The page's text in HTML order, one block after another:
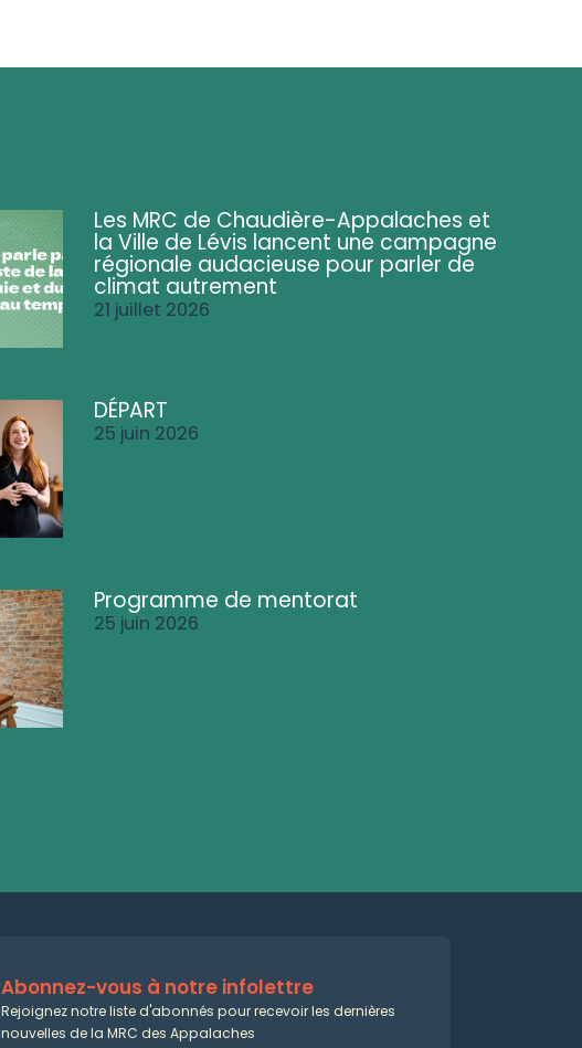
Les MRC de Chaudière-Appalaches et
la Ville de Lévis lancent une campagne
régionale audacieuse pour parler de
climat autrement
21 juillet 2026
DÉPART
25 juin 2026
Programme de mentorat
25 juin 2026
Abonnez-vous à notre infolettre
Rejoignez notre liste d'abonnés pour recevoir les dernières
nouvelles de la MRC des Appalaches